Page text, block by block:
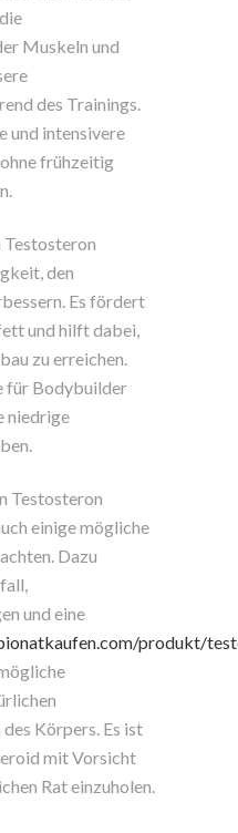
Muskeln und
des Trainings.
und intensivere
frühzeitig
den
Es fördert
und hilft dabei,
zu erreichen.
für Bodybuilder
niedrige
Testosteron
einige mögliche
Dazu
und eine
produkt/
Körpers. Es ist
mit Vorsicht
Rat einzuholen.